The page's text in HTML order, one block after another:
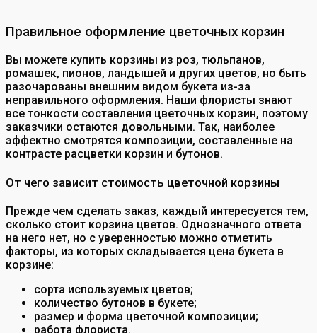
Правильное оформление цветочных корзин
Вы можете купить корзины из роз, тюльпанов,
ромашек, пионов, ландышей и других цветов, но быть
разочарованы внешним видом букета из-за
неправильного оформления. Наши флористы знают
все тонкости составления цветочных корзин, поэтому
заказчики остаются довольными. Так, наиболее
эффектно смотрятся композиции, составленные на
контрасте расцветки корзин и бутонов.
От чего зависит стоимость цветочной корзины
Прежде чем сделать заказ, каждый интересуется тем,
сколько стоит корзина цветов. Однозначного ответа
на него нет, но с уверенностью можно отметить
факторы, из которых складывается цена букета в
корзине:
сорта используемых цветов;
количество бутонов в букете;
размер и форма цветочной композиции;
работа флориста.